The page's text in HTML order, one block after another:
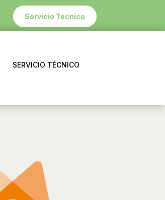
Servicio Técnico
SERVICIO TÉCNICO